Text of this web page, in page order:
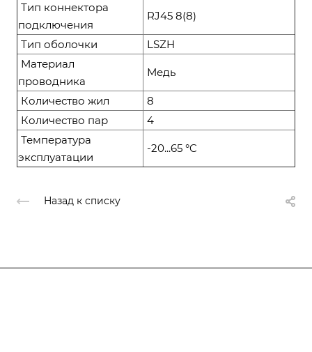
Тип коннектора
подключения
RJ45 8(8)
Тип оболочки
LSZH
Материал
проводника
Медь
Количество жил
8
Количество пар
4
Температура
эксплуатации
-20...65 °C
Назад к списку